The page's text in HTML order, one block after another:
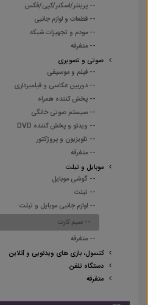
-- پرینتر/اسکنر/کپی/فکس
-- قطعات و لوازم جانبی
-- مودم و تجهیزات شبکه
-- متفرقه
صوتی و تصویری
-- فیلم و موسیقی
-- دوربین عکاسی و فیلمبرداری
-- پخش کننده همراه
-- سیستم صوتی خانگی
-- ویدئو و پخش کننده DVD
-- تلویزیون و پروژکتور
-- متفرقه
موبایل و تبلت
-- گوشی موبایل
-- تبلت
-- لوازم جانبی موبایل و تبلت
-- سیم کارت
-- متفرقه
کنسول، بازی های ویدئویی و آنلاین
دستگاه تلفن
متفرقه